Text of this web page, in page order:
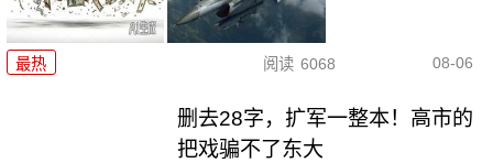
最热 阅读 6068 08-06
删去28字，扩军一整本！高市的
把戏骗不了东大